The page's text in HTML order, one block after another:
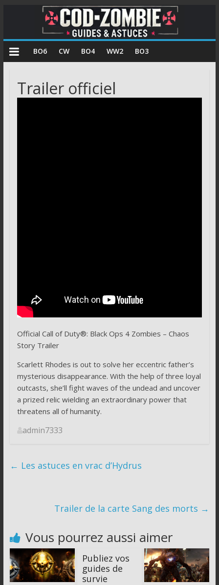
COD
Zombie
Guides
BO6 CW BO4 WW2 BO3
Trailer officiel
Official Call of Duty®: Black Ops 4 Zombies – Chaos
Story Trailer
Scarlett Rhodes is out to solve her eccentric father’s
mysterious disappearance. With the help of three loyal
outcasts, she’ll fight waves of the undead and uncover
a prized relic wielding an extraordinary power that
threatens all of humanity.
admin7333
← Les astuces en vrac d’Hydrus
Trailer de la carte Sang des morts →
Vous pourrez aussi aimer
Publiez vos
guides de
survie